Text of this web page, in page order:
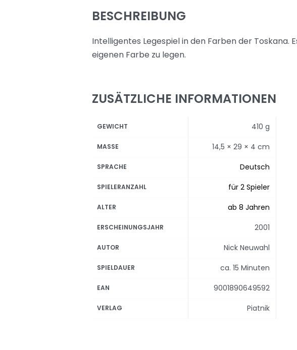
BESCHREIBUNG
Intelligentes Legespiel in den Farben der
eigenen Farbe zu legen.
ZUSÄTZLICHE INFORMATIONEN
GEWICHT 410 g
MASSE 14,5 × 29 × 4 cm
SPRACHE Deutsch
SPIELERANZAHL für 2 Spieler
ALTER ab 8 Jahren
ERSCHEINUNGSJAHR 2001
AUTOR Nick Neuwahl
SPIELDAUER ca. 15 Minuten
EAN 9001890649592
VERLAG Piatnik